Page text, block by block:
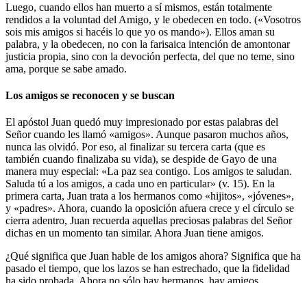
Luego, cuando ellos han muerto a sí mismos, están totalmente
rendidos a la voluntad del Amigo, y le obedecen en todo. («Vosotros
sois mis amigos si hacéis lo que yo os mando»). Ellos aman su
palabra, y la obedecen, no con la farisaica intención de amontonar
justicia propia, sino con la devoción perfecta, del que no teme, sino
ama, porque se sabe amado.
Los amigos se reconocen y se buscan
El apóstol Juan quedó muy impresionado por estas palabras del
Señor cuando les llamó «amigos». Aunque pasaron muchos años,
nunca las olvidó. Por eso, al finalizar su tercera carta (que es
también cuando finalizaba su vida), se despide de Gayo de una
manera muy especial: «La paz sea contigo. Los amigos te saludan.
Saluda tú a los amigos, a cada uno en particular» (v. 15). En la
primera carta, Juan trata a los hermanos como «hijitos», «jóvenes»,
y «padres». Ahora, cuando la oposición afuera crece y el círculo se
cierra adentro, Juan recuerda aquellas preciosas palabras del Señor
dichas en un momento tan similar. Ahora Juan tiene amigos.
¿Qué significa que Juan hable de los amigos ahora? Significa que ha
pasado el tiempo, que los lazos se han estrechado, que la fidelidad